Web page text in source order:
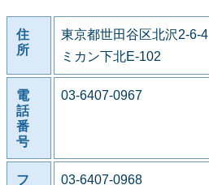
住
所
東京都世田谷区北沢2-6-4
ミカン下北E-102
電
話
番
号
03-6407-0967
フ 03-6407-0968